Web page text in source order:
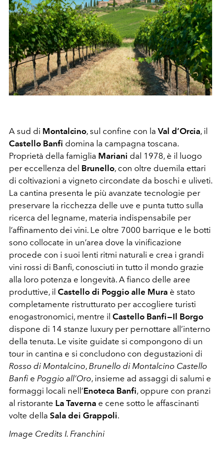
A sud di Montalcino, sul confine con la Val d’Orcia, il
Castello Banfi domina la campagna toscana.
Proprietà della famiglia Mariani dal 1978, è il luogo
per eccellenza del Brunello, con oltre duemila ettari
di coltivazioni a vigneto circondate da boschi e uliveti.
La cantina presenta le più avanzate tecnologie per
preservare la ricchezza delle uve e punta tutto sulla
ricerca del legname, materia indispensabile per
l’affinamento dei vini. Le oltre 7000 barrique e le botti
sono collocate in un’area dove la vinificazione
procede con i suoi lenti ritmi naturali e crea i grandi
vini rossi di Banfi, conosciuti in tutto il mondo grazie
alla loro potenza e longevità. A fianco delle aree
produttive, il Castello di Poggio alle Mura è stato
completamente ristrutturato per accogliere turisti
enogastronomici, mentre il Castello Banfi — Il Borgo
dispone di 14 stanze luxury per pernottare all’interno
della tenuta. Le visite guidate si compongono di un
tour in cantina e si concludono con degustazioni di
Rosso di Montalcino, Brunello di Montalcino Castello
Banfi e Poggio all’Oro, insieme ad assaggi di salumi e
formaggi locali nell’Enoteca Banfi, oppure con pranzi
al ristorante La Taverna e cene sotto le affascinanti
volte della Sala dei Grappoli.
Image Credits I. Franchini